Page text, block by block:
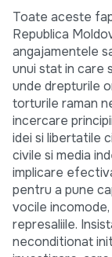
Toate aceste
Republica
angajamentele
unui stat in care
unde drepturile
torturile raman
incercare
idei si libertatile
civile si media
implicare
pentru a pune
vocile
represaliile.
neconditionat